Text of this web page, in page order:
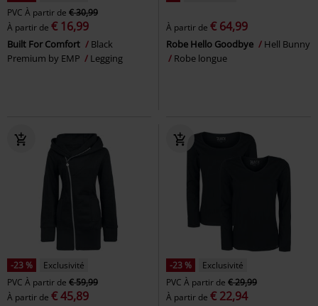
PVC À partir de € 30,99
À partir de € 16,99
Built For Comfort
Black
Premium by EMP
Legging
À partir de € 64,99
Robe Hello Goodbye
Hell Bunny
Robe longue
-23 %
Exclusivité
PVC À partir de € 59,99
À partir de € 45,89
-23 %
Exclusivité
PVC À partir de € 29,99
À partir de € 22,94